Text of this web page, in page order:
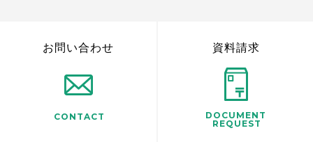
CONTACT
お問い合わせ
DOCUMENT
REQUEST
資料請求